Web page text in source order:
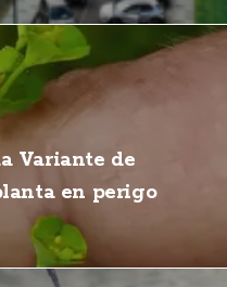
Variante de
en perigo